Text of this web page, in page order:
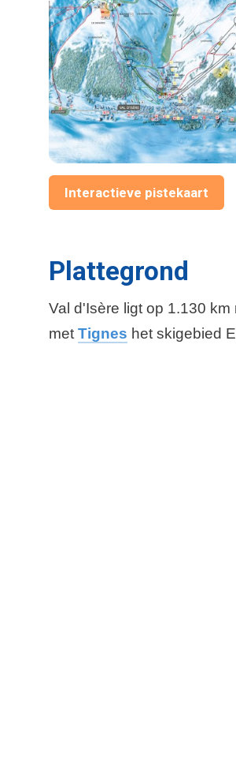
Interactieve pistekaart
Plattegrond
Val d'Isère ligt op 1.130
met Tignes het skigebied